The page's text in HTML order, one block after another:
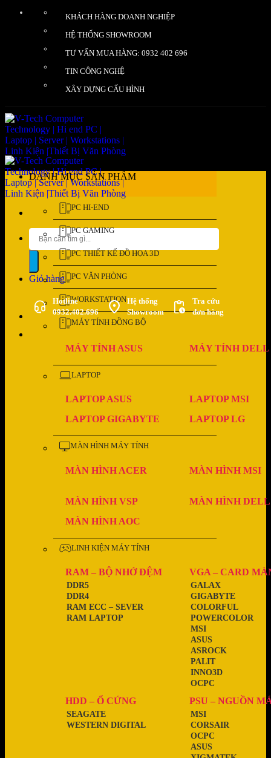
KHÁCH HÀNG DOANH NGHIỆP
HỆ THỐNG SHOWROOM
TƯ VẤN MUA HÀNG: 0932 402 696
TIN CÔNG NGHỆ
XÂY DỰNG CẤU HÌNH
Tìm
kiếm:
Giỏ hàng
Hotline
0932.402.696
Hệ thống
Showroom
Tra cứu
đơn hàng
DANH MỤC SẢN PHẨM
PC HI-END
PC GAMING
PC THIẾT KẾ ĐỒ HỌA 3D
PC VĂN PHÒNG
WORKSTATION
MÁY TÍNH ĐỒNG BỘ
MÁY TÍNH ASUS MÁY TÍNH DELL
LAPTOP
LAPTOP ASUS
LAPTOP MSI
LAPTOP GIGABYTE
LAPTOP LG
MÀN HÌNH MÁY TÍNH
MÀN HÌNH ACER MÀN HÌNH MSI
MÀN HÌNH VSP
MÀN HÌNH DELL
MÀN HÌNH AOC
LINH KIỆN MÁY TÍNH
RAM – BỘ NHỚ ĐỆM
RAM LAPTOP
RAM ECC – SEVER
DDR4
DDR5
VGA – CARD
OCPC
INNO3D
PALIT
ASROCK
ASUS
MSI
POWERCOLOR
COLORFUL
GIGABYTE
GALAX
HDD – Ổ CỨNG
WESTERN DIGITAL
SEAGATE
PSU – NGUỒN
ASUS
OCPC
CORSAIR
MSI